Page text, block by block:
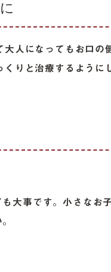
人になってもお口
りと治療するよう
大事です。小さなお